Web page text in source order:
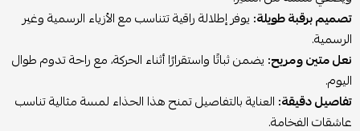
تصميم برقبة طويلة: يوفر إطلالة راقية تتناسب مع الأزياء الرسمية وغير
الرسمية.
نعل متين ومريح: يضمن ثباتًا واستقرارًا أثناء الحركة، مع راحة تدوم طوال
اليوم.
تفاصيل دقيقة: العناية بالتفاصيل تمنح هذا الحذاء لمسة مثالية تناسب
عاشقات الفخامة.